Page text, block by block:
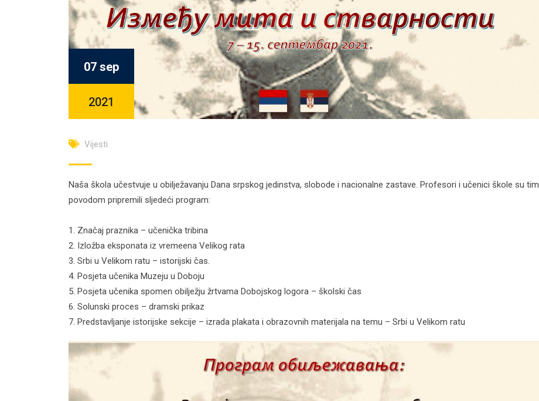
07 sep
2021
Vijesti
Naša škola učestvuje u obilježavanju Dana srpskog jedinstva, slobode i nacionalne zastave. Profesori i učenici škole su tim
povodom pripremili sljedeći program:
1. Značaj praznika – učenička tribina
2. Izložba eksponata iz vremeena Velikog rata
3. Srbi u Velikom ratu – istorijski čas.
4. Posjeta učenika Muzeju u Doboju
5. Posjeta učenika spomen obilježju žrtvama Dobojskog logora – školski čas
6. Solunski proces – dramski prikaz
7. Predstavljanje istorijske sekcije – izrada plakata i obrazovnih materijala na temu – Srbi u Velikom ratu